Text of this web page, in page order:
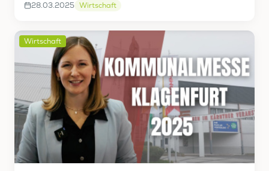
28.03.2025 Wirtschaft
Wirtschaft